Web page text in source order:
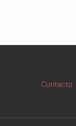
Contacto